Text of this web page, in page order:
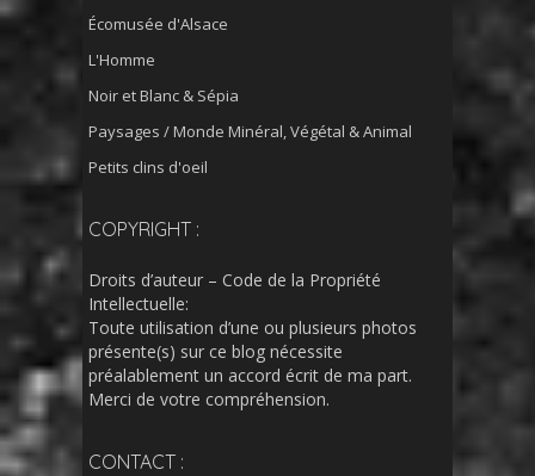
Écomusée d'Alsace
L'Homme
Noir et Blanc & Sépia
Paysages / Monde Minéral, Végétal & Animal
Petits clins d'oeil
COPYRIGHT :
Droits d’auteur – Code de la Propriété
Intellectuelle:
Toute utilisation d’une ou plusieurs photos
présente(s) sur ce blog nécessite
préalablement un accord écrit de ma part.
Merci de votre compréhension.
CONTACT :